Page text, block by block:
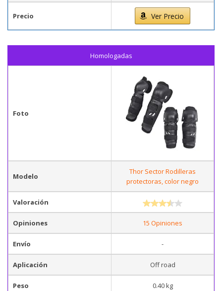
Precio Ver Precio
Homologadas
Foto
Modelo
Thor Sector Rodilleras
protectoras, color negro
Valoración
Opiniones 15 Opiniones
Envío -
Aplicación Off road
Peso 0.40 kg